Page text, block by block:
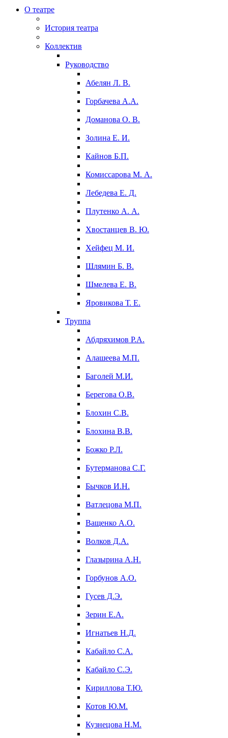
О театре
История театра
Коллектив
Руководство
Абелян Л. В.
Горбачева А.А.
Доманова О. В.
Золина Е. И.
Кайнов Б.П.
Комиссарова М. А.
Лебедева Е. Д.
Плутенко А. А.
Хвостанцев В. Ю.
Хейфец М. И.
Шлямин Б. В.
Шмелева Е. В.
Яровикова Т. Е.
Труппа
Абдряхимов Р.А.
Алашеева М.П.
Баголей М.И.
Берегова О.В.
Блохин С.В.
Блохина В.В.
Божко Р.Л.
Бутерманова С.Г.
Бычков И.Н.
Ватлецова М.П.
Ващенко А.О.
Волков Д.А.
Глазырина А.Н.
Горбунов А.О.
Гусев Д.Э.
Зерин Е.А.
Игнатьев Н.Д.
Кабайло С.А.
Кабайло С.Э.
Кириллова Т.Ю.
Котов Ю.М.
Кузнецова Н.М.